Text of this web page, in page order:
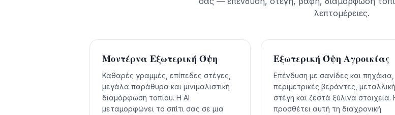
λεπτομέρειες.
Μοντέρνα Εξωτερική Όψη
Καθαρές γραμμές, επίπεδες στέγες,
μεγάλα παράθυρα και μινιμαλιστική
διαμόρφωση τοπίου. Η AI
μεταμορφώνει το σπίτι σας σε μια
Εξωτερική Όψη Αγροικίας
Επένδυση με σανίδες και πηχάκια,
περιμετρικές βεράντες, μεταλλική
στέγη και ζεστά ξύλινα στοιχεία.
προσθέτει αυτή τη διαχρονική